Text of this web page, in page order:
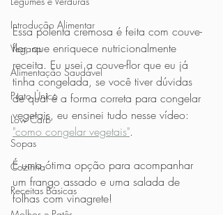
Introdução Alimentar
Vegano
Alimentação Saudável
Prato Único
Low Carb
Sopas
Cozinha
Receitas Básicas
Essa polenta cremosa é feita com couve-
flor, que enriquece nutricionalmente
receita. Eu usei a couve-flor que eu já
tinha congelada, se você tiver dúvidas
de qual é a forma correta para congelar
vegetais, eu ensinei tudo nesse vídeo:
"como congelar vegetais".
É uma ótima opção para acompanhar
um frango assado e uma salada de
folhas com vinagrete!